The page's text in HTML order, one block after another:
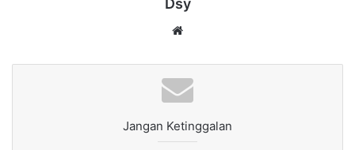
Dsy
Jangan Ketinggalan